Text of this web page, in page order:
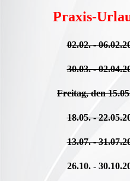
Praxis-
02.02. -
30.03. -
Freitag, den
18.05. -
13.07. -
26.10. -